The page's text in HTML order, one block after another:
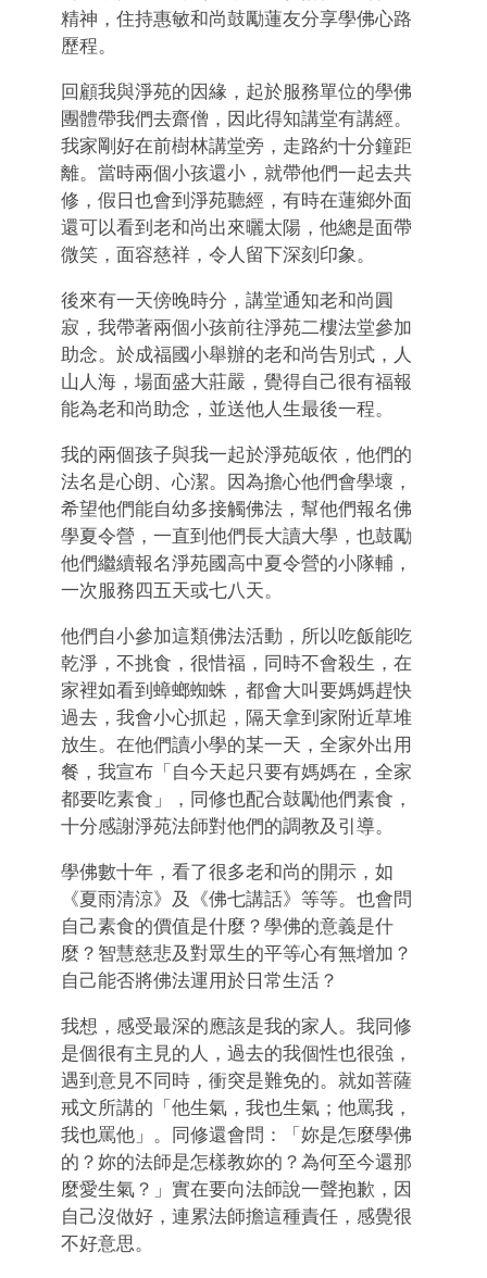
精神，住持惠敏和尚鼓勵蓮友分享學佛心路
歷程。
回顧我與淨苑的因緣，起於服務單位的學佛
團體帶我們去齋僧，因此得知講堂有講經。
我家剛好在前樹林講堂旁，走路約十分鐘距
離。當時兩個小孩還小，就帶他們一起去共
修，假日也會到淨苑聽經，有時在蓮鄉外面
還可以看到老和尚出來曬太陽，他總是面帶
微笑，面容慈祥，令人留下深刻印象。
後來有一天傍晚時分，講堂通知老和尚圓
寂，我帶著兩個小孩前往淨苑二樓法堂參加
助念。於成福國小舉辦的老和尚告別式，人
山人海，場面盛大莊嚴，覺得自己很有福報
能為老和尚助念，並送他人生最後一程。
我的兩個孩子與我一起於淨苑皈依，他們的
法名是心朗、心潔。因為擔心他們會學壞，
希望他們能自幼多接觸佛法，幫他們報名佛
學夏令營，一直到他們長大讀大學，也鼓勵
他們繼續報名淨苑國高中夏令營的小隊輔，
一次服務四五天或七八天。
他們自小參加這類佛法活動，所以吃飯能吃
乾淨，不挑食，很惜福，同時不會殺生，在
家裡如看到蟑螂蜘蛛，都會大叫要媽媽趕快
過去，我會小心抓起，隔天拿到家附近草堆
放生。在他們讀小學的某一天，全家外出用
餐，我宣布「自今天起只要有媽媽在，全家
都要吃素食」，同修也配合鼓勵他們素食，
十分感謝淨苑法師對他們的調教及引導。
學佛數十年，看了很多老和尚的開示，如
《夏雨清涼》及《佛七講話》等等。也會問
自己素食的價值是什麼？學佛的意義是什
麼？智慧慈悲及對眾生的平等心有無增加？
自己能否將佛法運用於日常生活？
我想，感受最深的應該是我的家人。我同修
是個很有主見的人，過去的我個性也很強，
遇到意見不同時，衝突是難免的。就如菩薩
戒文所講的「他生氣，我也生氣；他罵我，
我也罵他」。同修還會問：「妳是怎麼學佛
的？妳的法師是怎樣教妳的？為何至今還那
麼愛生氣？」實在要向法師說一聲抱歉，因
自己沒做好，連累法師擔這種責任，感覺很
不好意思。